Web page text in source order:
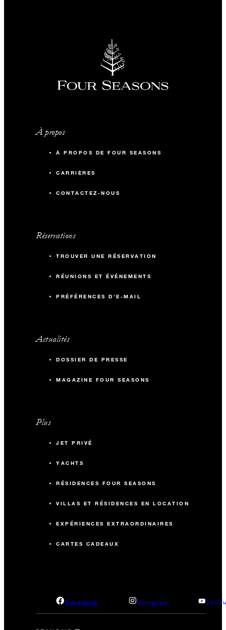
À propos
À PROPOS DE FOUR SEASONS
CARRIÈRES
CONTACTEZ-NOUS
Réservations
TROUVER UNE RÉSERVATION
RÉUNIONS ET ÉVÉNEMENTS
PRÉFÉRENCES D'E-MAIL
Actualités
DOSSIER DE PRESSE
MAGAZINE FOUR SEASONS
Plus
JET PRIVÉ
YACHTS
RÉSIDENCES FOUR SEASONS
VILLAS ET RÉSIDENCES EN LOCATION
EXPÉRIENCES EXTRAORDINAIRES
CARTES CADEAUX
Facebook Instagram